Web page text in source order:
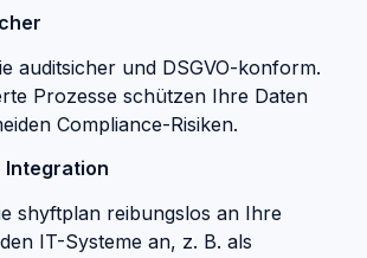
auditsicher und DSGVO-konform.
Prozesse schützen Ihre Daten
Compliance-Risiken.
Integration
shyftplan reibungslos an Ihre
IT-Systeme an, z. B. als